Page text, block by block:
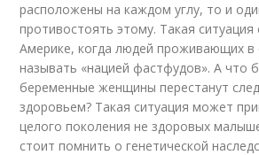
расположены на каждом углу, то и
противостоять этому. Такая ситуация
Америке, когда людей проживающих в
называть «нацией фастфудов». А что
беременные женщины перестанут
здоровьем? Такая ситуация может
целого поколения не здоровых
стоит помнить о генетической